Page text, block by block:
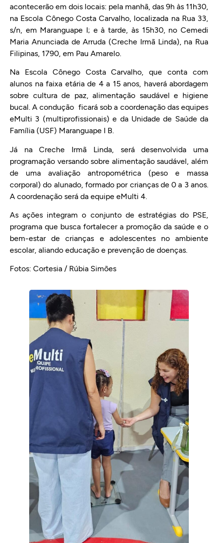
acontecerão em dois locais: pela manhã, das 9h às 11h30,
na Escola Cônego Costa Carvalho, localizada na Rua 33,
s/n, em Maranguape I; e à tarde, às 15h30, no Cemedi
Maria Anunciada de Arruda (Creche Irmã Linda), na Rua
Filipinas, 1790, em Pau Amarelo.
Na Escola Cônego Costa Carvalho, que conta com
alunos na faixa etária de 4 a 15 anos, haverá abordagem
sobre cultura de paz, alimentação saudável e higiene
bucal. A condução ficará sob a coordenação das equipes
eMulti 3 (multiprofissionais) e da Unidade de Saúde da
Família (USF) Maranguape I B.
Já na Creche Irmã Linda, será desenvolvida uma
programação versando sobre alimentação saudável, além
de uma avaliação antropométrica (peso e massa
corporal) do alunado, formado por crianças de 0 a 3 anos.
A coordenação será da equipe eMulti 4.
As ações integram o conjunto de estratégias do PSE,
programa que busca fortalecer a promoção da saúde e o
bem-estar de crianças e adolescentes no ambiente
escolar, aliando educação e prevenção de doenças.
Fotos: Cortesia / Rúbia Simões